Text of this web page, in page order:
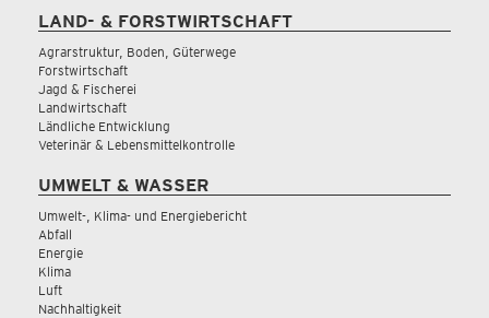
LAND- & FORSTWIRTSCHAFT
Agrarstruktur, Boden, Güterwege
Forstwirtschaft
Jagd & Fischerei
Landwirtschaft
Ländliche Entwicklung
Veterinär & Lebensmittelkontrolle
UMWELT & WASSER
Umwelt-, Klima- und Energiebericht
Abfall
Energie
Klima
Luft
Nachhaltigkeit